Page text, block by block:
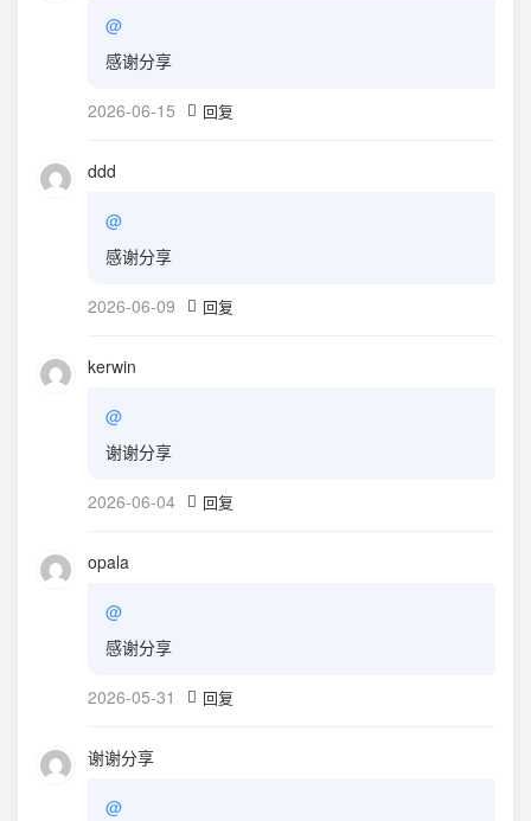
@
感谢分享
2026-06-15 回复
ddd
@
感谢分享
2026-06-09 回复
kerwin
@
谢谢分享
2026-06-04 回复
opala
@
感谢分享
2026-05-31 回复
谢谢分享
@